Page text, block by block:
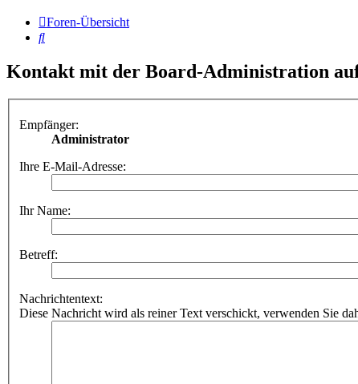
Foren-Übersicht
Suche
Kontakt mit der Board-Administration
Empfänger:
Administrator
Ihre E-Mail-Adresse:
Ihr Name:
Betreff:
Nachrichtentext:
Diese Nachricht wird als reiner Text verschickt, verwenden Sie